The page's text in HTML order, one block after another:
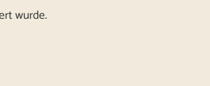
wurde.